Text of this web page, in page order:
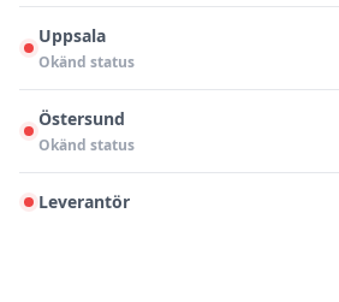
Uppsala
Okänd status
Östersund
Okänd status
Leverantör